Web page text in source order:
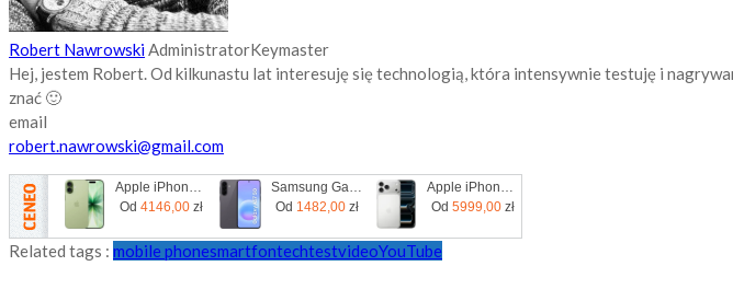
Robert NawrowskiAdministratorKeymaster
Hej, jestem Robert. Od kilkunastu lat interesuję się technologią, która intensywnie testuję i
znać 🙂
email
robert.nawrowski@gmail.com
Od 4146,00 zł
Od 1482,00 zł
Od 5999,00 zł
Related tags : mobile phonesmartfontechtestvideoYouTube